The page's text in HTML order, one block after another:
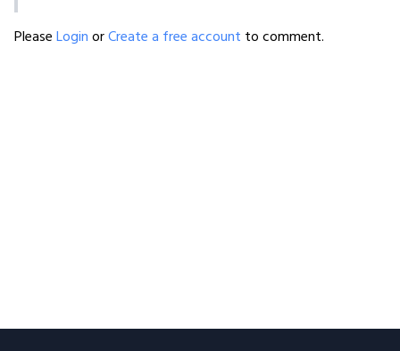
PleaseLoginorCreate a free account to comment.